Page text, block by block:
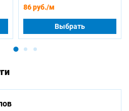
86 руб./м
Выбрать